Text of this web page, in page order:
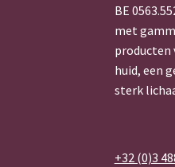
BE
met
producten
huid, een
sterk
+32 (0)3